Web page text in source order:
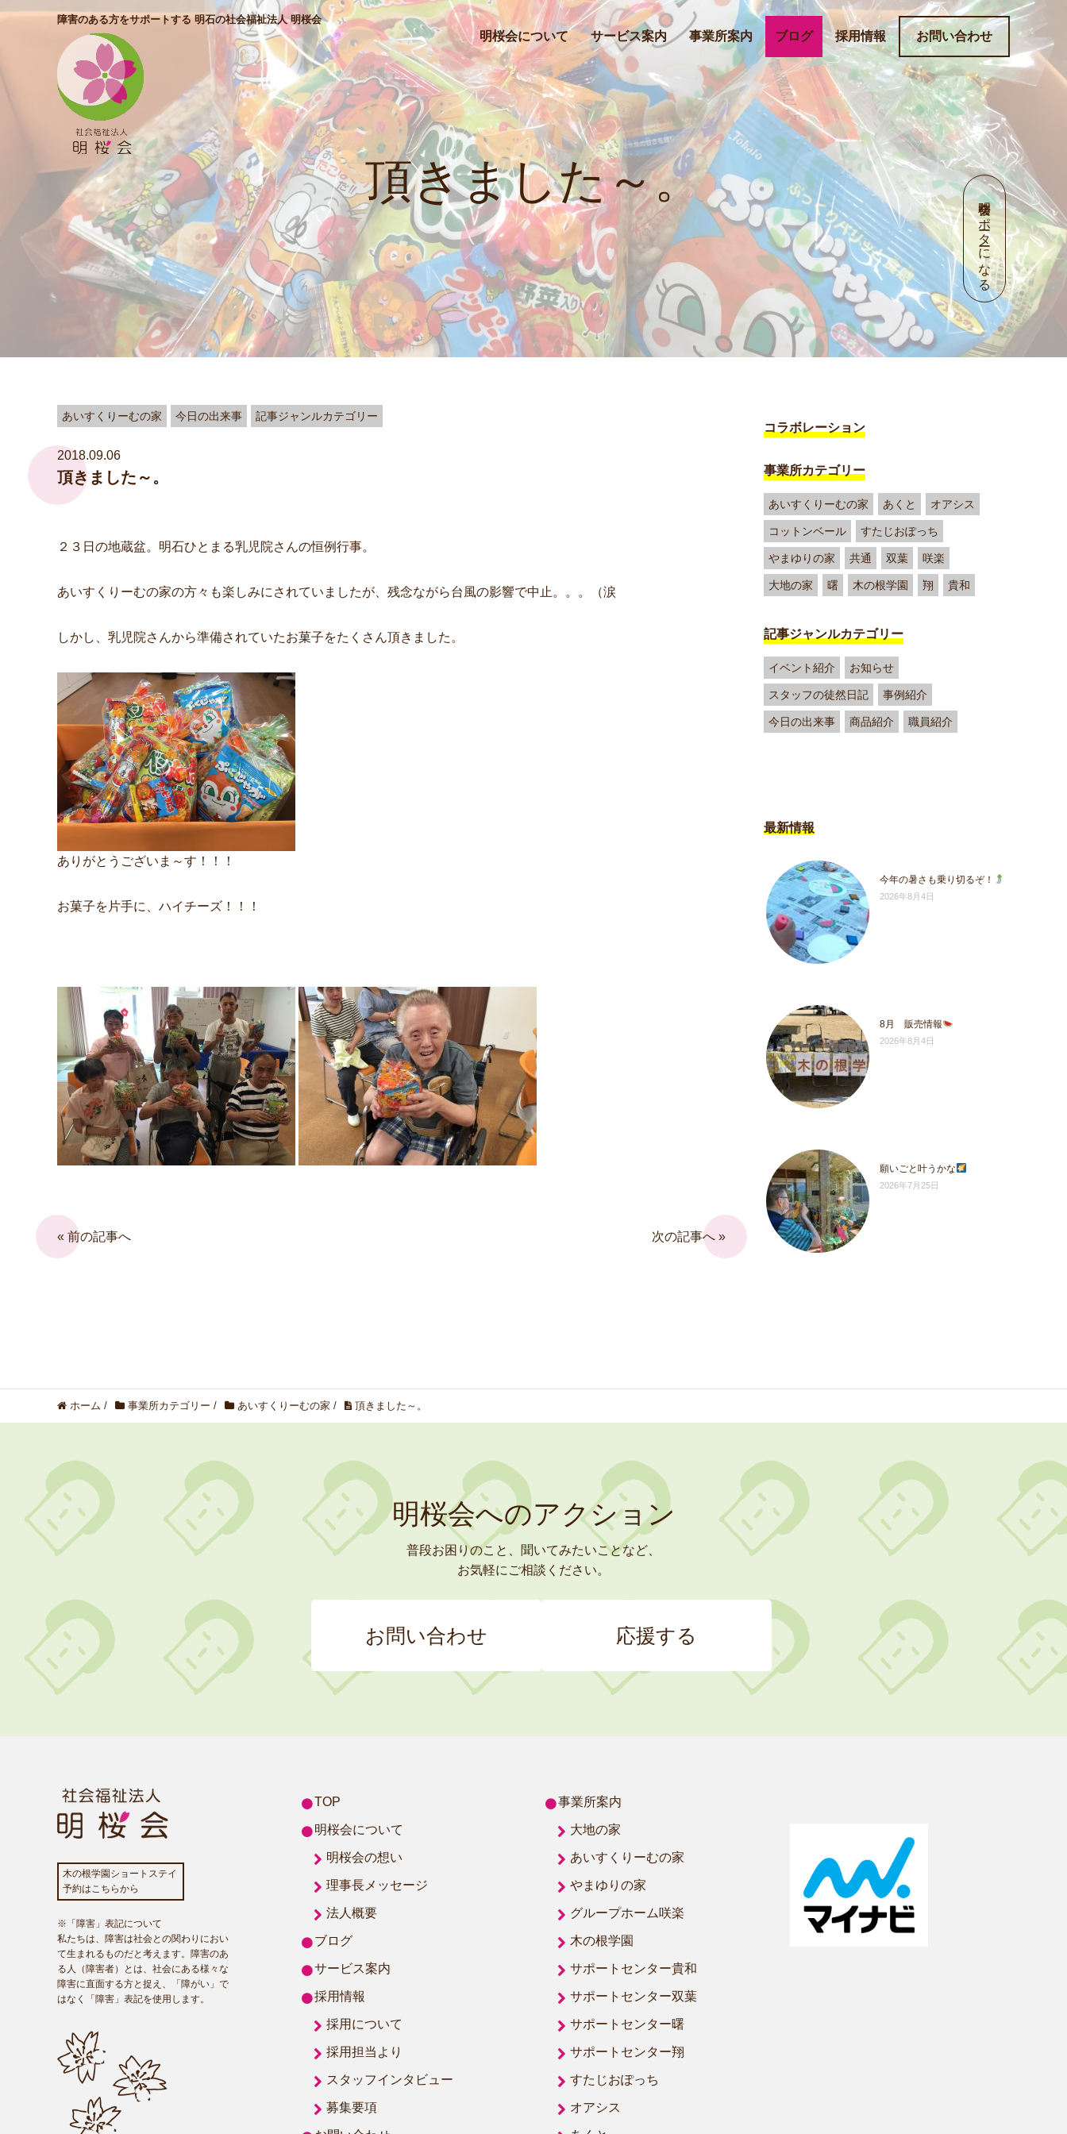
障害のある方をサポートする 明石の社会福祉法人 明桜会
明桜会について サービス案内 事業所案内 ブログ 採用情報 お問い合わせ
明桜会サポーターになる
頂きました～。
あいすくりーむの家 今日の出来事 記事ジャンルカテゴリー
2018.09.06
頂きました～。
２３日の地蔵盆。明石ひとまる乳児院さんの恒例行事。
あいすくりーむの家の方々も楽しみにされていましたが、残念ながら台風の影響で中止。。。（涙
しかし、乳児院さんから準備されていたお菓子をたくさん頂きました。
ありがとうございま～す！！！
お菓子を片手に、ハイチーズ！！！
« 前の記事へ 次の記事へ »
コラボレーション
事業所カテゴリー
あいすくりーむの家 あくと オアシス
コットンベール すたじおぽっち
やまゆりの家 共通 双葉 咲楽
大地の家 曙 木の根学園 翔 貴和
記事ジャンルカテゴリー
イベント紹介 お知らせ
スタッフの徒然日記 事例紹介
今日の出来事 商品紹介 職員紹介
最新情報
今年の暑さも乗り切るぞ！
2026年8月4日
8月 販売情報
2026年8月4日
願いごと叶うかな
2026年7月25日
ホーム / 事業所カテゴリー / あいすくりーむの家 / 頂きました～。
明桜会へのアクション
普段お困りのこと、聞いてみたいことなど、
お気軽にご相談ください。
お問い合わせ 応援する
木の根学園ショートステイ
予約はこちらから
※「障害」表記について
私たちは、障害は社会との関わりにおい
て生まれるものだと考えます。障害のあ
る人（障害者）とは、社会にある様々な
障害に直面する方と捉え、「障がい」で
はなく「障害」表記を使用します。
TOP
明桜会について
明桜会の想い
理事長メッセージ
法人概要
ブログ
サービス案内
採用情報
採用について
採用担当より
スタッフインタビュー
募集要項
事業所案内
大地の家
あいすくりーむの家
やまゆりの家
グループホーム咲楽
木の根学園
サポートセンター貴和
サポートセンター双葉
サポートセンター曙
サポートセンター翔
すたじおぽっち
オアシス